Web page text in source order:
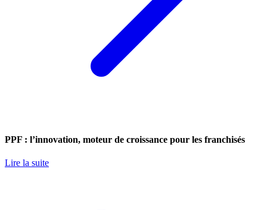
PPF : l’innovation, moteur de croissance pour les franchisés
Lire la suite